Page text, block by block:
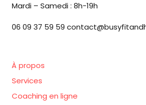
Mardi – Samedi : 8h-19h
06 09 37 59 59
À propos
Services
Coaching en ligne